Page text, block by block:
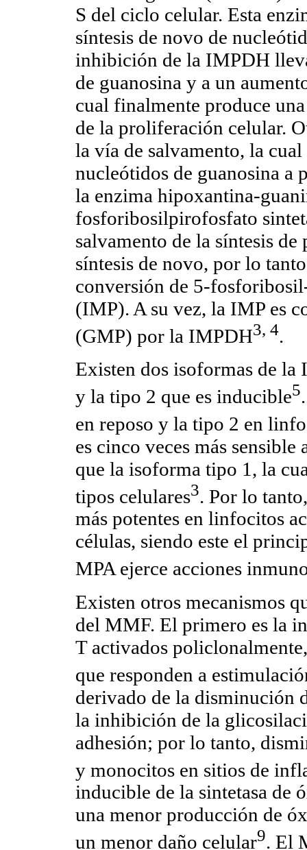
S del ciclo celular. Esta
síntesis de novo de
inhibición de la IMPDH
de guanosina y a un
cual finalmente produce
de la proliferación celular.
la vía de salvamento, la
nucleótidos de guanosina a
la enzima hipoxantina-
fosforibosilpirofosfato
salvamento de la síntesis
síntesis de novo, por lo
conversión de 5-
(IMP). A su vez, la IMP es
(GMP) por la IMPDH3, 4.
Existen dos isoformas de
y la tipo 2 que es inducible5
en reposo y la tipo 2 en
es cinco veces más
que la isoforma tipo 1, la
tipos celulares3. Por lo
más potentes en linfocitos
células, siendo este el
MPA ejerce acciones
Existen otros mecanismos
del MMF. El primero es la
T activados
que responden a
derivado de la disminución
la inhibición de la
adhesión; por lo tanto,
y monocitos en sitios de
inducible de la sintetasa
una menor producción de
un menor daño celular9. El